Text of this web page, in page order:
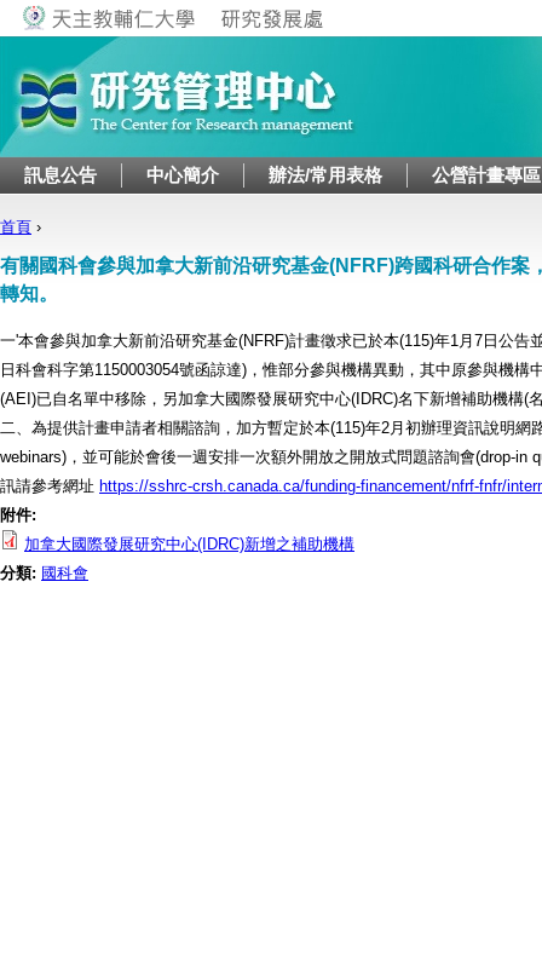
Jump to navigation
訊息公告 中心簡介 辦法/常用表格 公營計畫專區
您在這裡
首頁 ›
有關國科會參與加拿大新前沿研究基金(NFRF)跨國科研合作案
轉知。
一'本會參與加拿大新前沿研究基金(NFRF)計畫徵求已於本(115)年1月7日公告
日科會科字第1150003054號函諒達)，惟部分參與機構異動，其中原參與機構
(AEI)已自名單中移除，另加拿大國際發展研究中心(IDRC)名下新增補助機構(
二、為提供計畫申請者相關諮詢，加方暫定於本(115)年2月初辦理資訊說明網
webinars)，並可能於會後一週安排一次額外開放之開放式問題諮詢會(drop-in
訊請參考網址 https://sshrc-crsh.canada.ca/funding-financement/nfrf-fnfr/
附件:
加拿大國際發展研究中心(IDRC)新增之補助機構
分類: 國科會